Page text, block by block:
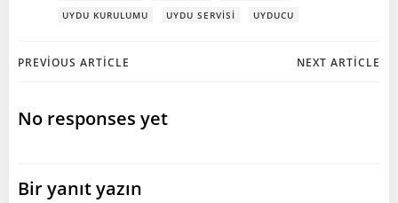
UYDU KURULUMU
UYDU SERVISI UYDUCU
Post
navigation
PREVIOUS ARTICLE NEXT ARTICLE
No responses yet
Bir yanıt yazın